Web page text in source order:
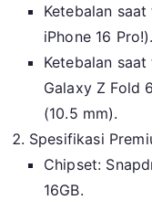
Ketebalan
iPhone 16 Pro!).
Ketebalan
Galaxy Z Fold
(10.5 mm).
Spesifikasi
Chipset:
16GB.